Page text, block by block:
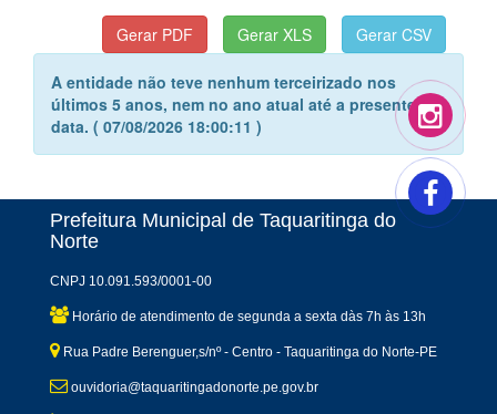
A entidade não teve nenhum terceirizado nos
últimos 5 anos, nem no ano atual até a presente
data. ( 07/08/2026 18:00:11 )
Prefeitura Municipal de Taquaritinga do
Norte
CNPJ 10.091.593/0001-00
Horário de atendimento de segunda a sexta dàs 7h às 13h
Rua Padre Berenguer,s/nº - Centro - Taquaritinga do Norte-PE
ouvidoria@taquaritingadonorte.pe.gov.br